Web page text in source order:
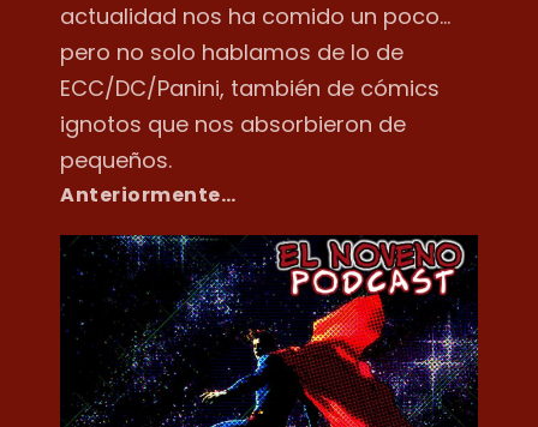
actualidad nos ha comido un poco...
pero no solo hablamos de lo de
ECC/DC/Panini, también de cómics
ignotos que nos absorbieron de
pequeños.
Anteriormente…